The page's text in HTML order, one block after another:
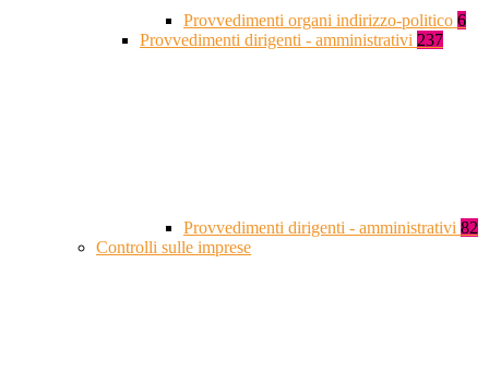
Provvedimenti organi indirizzo-politico 6
Provvedimenti dirigenti - amministrativi 237
Provvedimenti dirigenti - amministrativi 82
Controlli sulle imprese